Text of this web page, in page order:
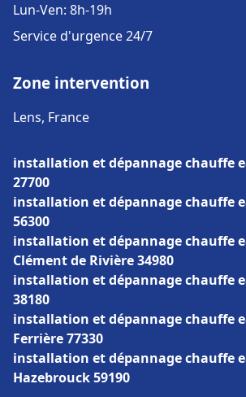
Lun-Ven: 8h-19h
Service d'urgence 24/7
Zone intervention
Lens, France
installation et dépannage chauffe
27700
installation et dépannage chauffe
56300
installation et dépannage chauffe
Clément de Rivière 34980
installation et dépannage chauffe
38180
installation et dépannage chauffe
Ferrière 77330
installation et dépannage chauffe
Hazebrouck 59190